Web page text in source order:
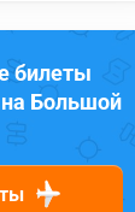
билеты
Большой